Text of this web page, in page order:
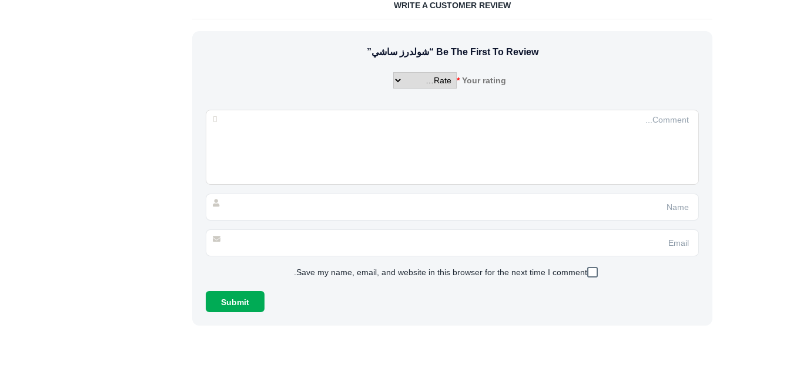
WRITE A CUSTOMER REVIEW
Be The First To Review “شولدرز ساشي”
Your rating
*
Save my name, email, and website in this browser for the next time I comment.